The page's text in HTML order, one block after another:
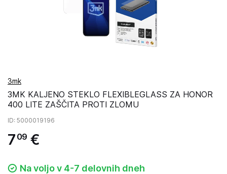
3mk
3MK KALJENO STEKLO FLEXIBLEGLASS ZA HONOR
400 LITE ZAŠČITA PROTI ZLOMU
ID: 5000019196
7 09 €
Na voljo v 4-7 delovnih dneh